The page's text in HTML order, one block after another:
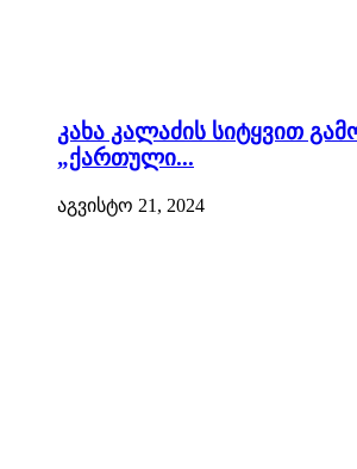
კახა კალაძის სიტყვით
„ქართული...
აგვისტო 21, 2024